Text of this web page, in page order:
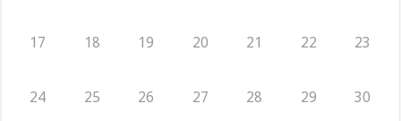
17 18 19 20 21 22 23
24 25 26 27 28 29 30